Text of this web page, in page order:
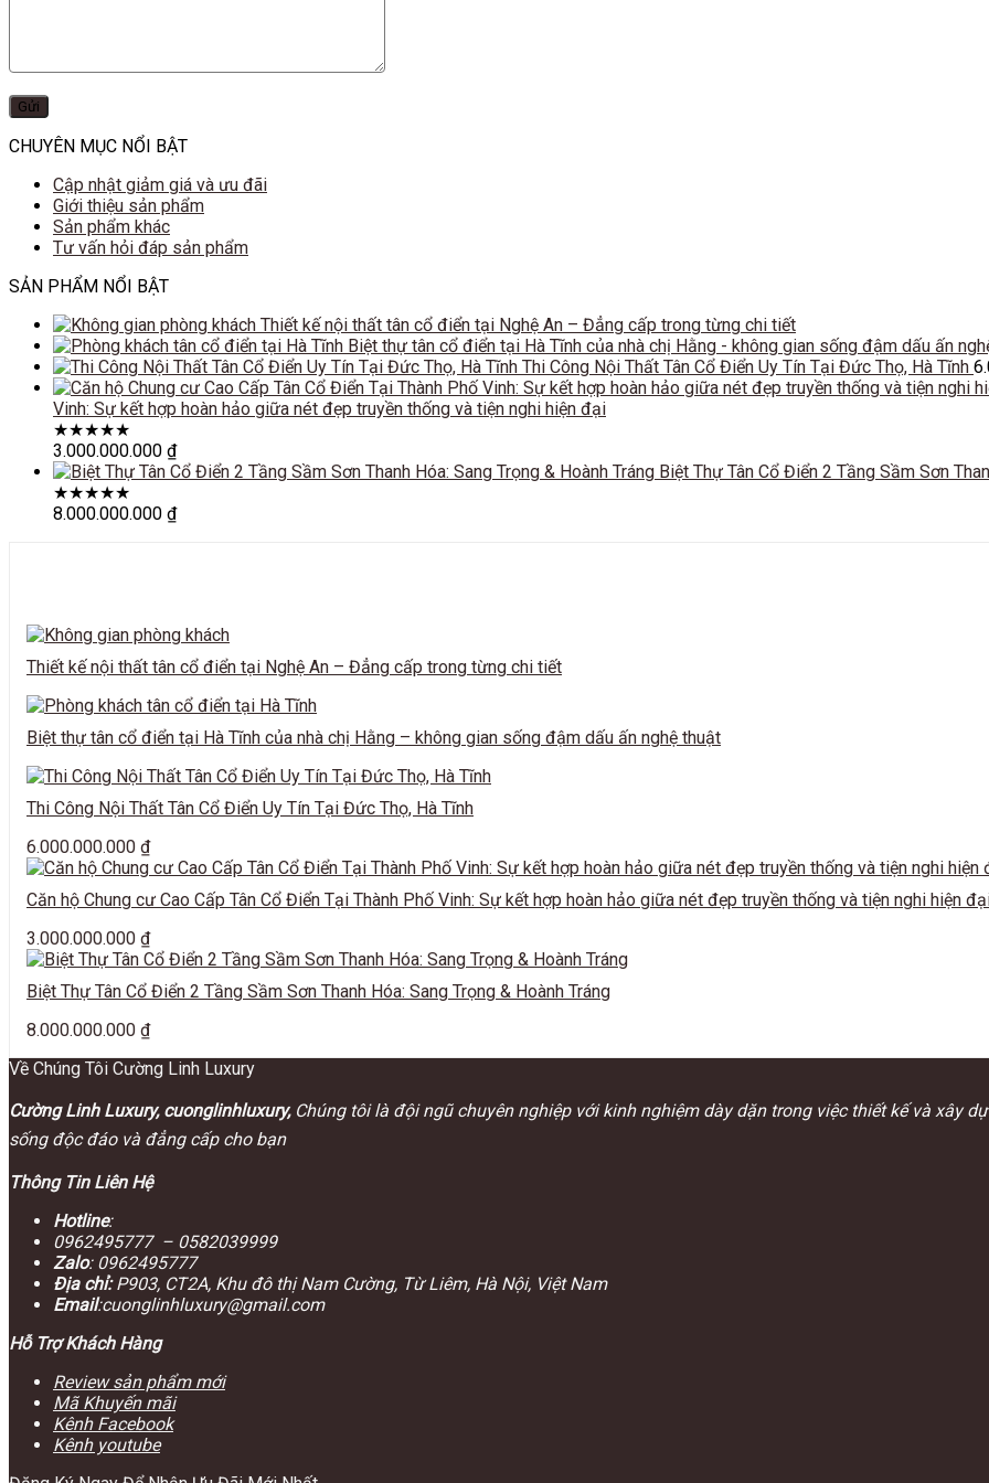
CHUYÊN MỤC NỔI BẬT
Cập nhật giảm giá và ưu đãi
Giới thiệu sản phẩm
Sản phẩm khác
Tư vấn hỏi đáp sản phẩm
SẢN PHẨM NỔI BẬT
Thiết kế nội thất tân cổ điển tại Nghệ An – Đẳng cấp trong từng chi tiết
Biệt thự tân cổ điển tại Hà Tĩnh của nhà chị Hằng - không gian sống đậm dấu ấn
Thi Công Nội Thất Tân Cổ Điển Uy Tín Tại Đức Thọ, Hà Tĩnh
Vinh: Sự kết hợp hoàn hảo giữa nét đẹp truyền thống và tiện nghi hiện đại
★★★★★
3.000.000.000 ₫
Biệt Thự Tân Cổ Điển 2 Tầng Sầm Sơn
★★★★★
8.000.000.000 ₫
Thiết kế nội thất tân cổ điển tại Nghệ An – Đẳng cấp trong từng chi tiết
Biệt thự tân cổ điển tại Hà Tĩnh của nhà chị Hằng – không gian sống đậm dấu ấn nghệ thuật
Thi Công Nội Thất Tân Cổ Điển Uy Tín Tại Đức Thọ, Hà Tĩnh
6.000.000.000 ₫
Căn hộ Chung cư Cao Cấp Tân Cổ Điển Tại Thành Phố Vinh: Sự kết hợp hoàn hảo giữa nét đẹp truyền thống và tiện nghi hiện
3.000.000.000 ₫
Biệt Thự Tân Cổ Điển 2 Tầng Sầm Sơn Thanh Hóa: Sang Trọng & Hoành Tráng
8.000.000.000 ₫
Về Chúng Tôi Cường Linh Luxury
Cường Linh Luxury, cuonglinhluxury, Chúng tôi là đội ngũ chuyên nghiệp với kinh nghiệm dày dặn trong việc thiết kế và xây
sống độc đáo và đẳng cấp cho bạn
Thông Tin Liên Hệ
Hotline:
0962495777 – 0582039999
Zalo: 0962495777
Địa chỉ:P903, CT2A, Khu đô thị Nam Cường, Từ Liêm, Hà Nội, Việt Nam
Email:cuonglinhluxury@gmail.com
Hỗ Trợ Khách Hàng
Review sản phẩm mới
Mã Khuyến mãi
Kênh Facebook
Kênh youtube